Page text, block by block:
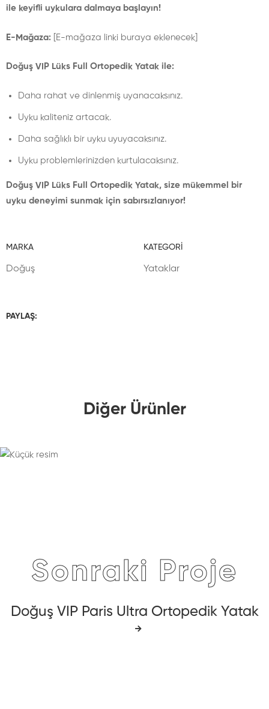
ile keyifli uykulara dalmaya başlayın!
E-Mağaza: [E-mağaza linki buraya eklenecek]
Doğuş VIP Lüks Full Ortopedik Yatak ile:
Daha rahat ve dinlenmiş uyanacaksınız.
Uyku kaliteniz artacak.
Daha sağlıklı bir uyku uyuyacaksınız.
Uyku problemlerinizden kurtulacaksınız.
Doğuş VIP Lüks Full Ortopedik Yatak, size mükemmel bir
uyku deneyimi sunmak için sabırsızlanıyor!
MARKA
Doğuş
KATEGORI
Yataklar
PAYLAŞ:
Diğer Ürünler
Sonraki Proje
Doğuş VIP Paris Ultra Ortopedik Yatak